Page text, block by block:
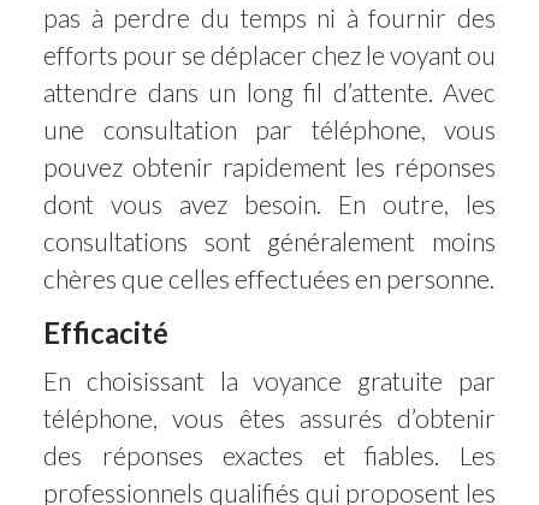
pas à perdre du temps ni à fournir des
efforts pour se déplacer chez le voyant ou
attendre dans un long fil d’attente. Avec
une consultation par téléphone, vous
pouvez obtenir rapidement les réponses
dont vous avez besoin. En outre, les
consultations sont généralement moins
chères que celles effectuées en personne.
Efficacité
En choisissant la voyance gratuite par
téléphone, vous êtes assurés d’obtenir
des réponses exactes et fiables. Les
professionnels qualifiés qui proposent les